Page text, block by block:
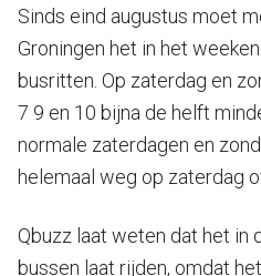
Sinds eind augustus moet
Groningen het in het
busritten. Op zaterdag en
7 9 en 10 bijna de helft
normale zaterdagen en
helemaal weg op zaterdag
Qbuzz laat weten dat het in
bussen laat rijden, omdat